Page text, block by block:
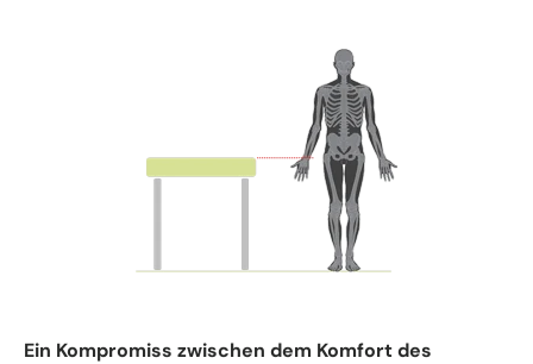
Ein Kompromiss zwischen dem Komfort des